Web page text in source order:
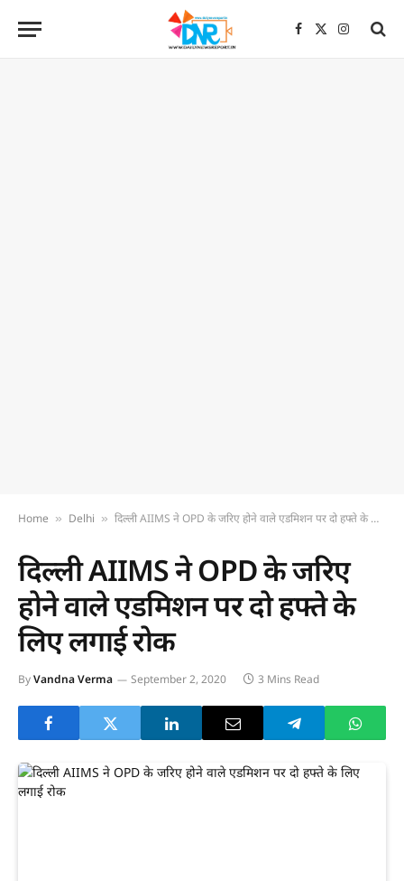
Facebook
X
Home » Delhi » दिल्ली AIIMS ने OPD के जरिए होने वाले एडमिशन पर दो हफ्ते के लिए लगाई रोक
दिल्ली AIIMS ने OPD के जरिए
होने वाले एडमिशन पर दो हफ्ते के
लिए लगाई रोक
ByVandna Verma September 2, 2020 3 Mins Read